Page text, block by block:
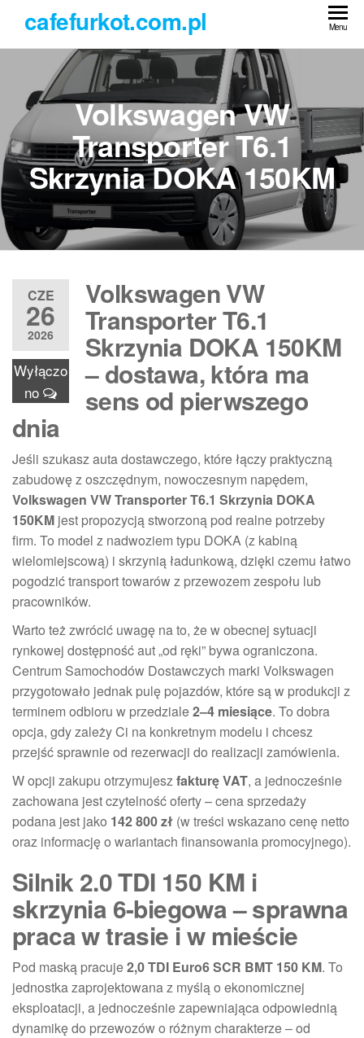
treści
cafefurkot.com.pl Menu
Volkswagen VW
Transporter T6.1
Skrzynia DOKA 150KM
CZE
26
2026
Wyłączo
no
Volkswagen VW
Transporter T6.1
Skrzynia DOKA 150KM
– dostawa, która ma
sens od pierwszego
dnia
Jeśli szukasz auta dostawczego, które łączy praktyczną
zabudowę z oszczędnym, nowoczesnym napędem,
Volkswagen VW Transporter T6.1 Skrzynia DOKA
150KM jest propozycją stworzoną pod realne potrzeby
firm. To model z nadwoziem typu DOKA (z kabiną
wielomiejscową) i skrzynią ładunkową, dzięki czemu łatwo
pogodzić transport towarów z przewozem zespołu lub
pracowników.
Warto też zwrócić uwagę na to, że w obecnej sytuacji
rynkowej dostępność aut „od ręki” bywa ograniczona.
Centrum Samochodów Dostawczych marki Volkswagen
przygotowało jednak pulę pojazdów, które są w produkcji z
terminem odbioru w przedziale2–4 miesiące. To dobra
opcja, gdy zależy Ci na konkretnym modelu i chcesz
przejść sprawnie od rezerwacji do realizacji zamówienia.
W opcji zakupu otrzymujeszfakturę VAT, a jednocześnie
zachowana jest czytelność oferty – cena sprzedaży
podana jest jako 142 800 zł (w treści wskazano cenę netto
oraz informację o wariantach finansowania promocyjnego).
Silnik 2.0 TDI 150 KM i
skrzynia 6-biegowa – sprawna
praca w trasie i w mieście
Pod maską pracuje2,0 TDI Euro6 SCR BMT 150 KM. To
jednostka zaprojektowana z myślą o ekonomicznej
eksploatacji, a jednocześnie zapewniająca odpowiednią
dynamikę do przewozów o różnym charakterze – od